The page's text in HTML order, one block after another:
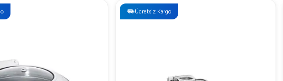
Ücretsiz Kargo